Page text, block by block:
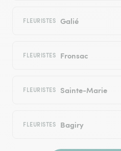
FLEURISTES Galié
FLEURISTES Fronsac
FLEURISTES Sainte-Marie
FLEURISTES Bagiry